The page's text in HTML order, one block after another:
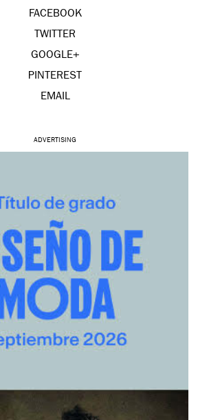
FACEBOOK
TWITTER
GOOGLE+
PINTEREST
EMAIL
ADVERTISING